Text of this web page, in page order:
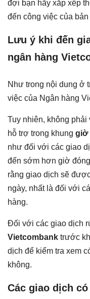
đợi bạn hãy xắp xếp
đến công việc của bản
Lưu ý khi đến
ngân hàng
Như trong nội dung ở
việc của Ngân hàng
Tuy nhiên, không
hỗ trợ trong khung giờ
như đối với các giao
đến sớm hơn giờ
rằng giao dịch sẽ
ngày, nhất là đối với
hàng.
Đối với các giao dịch
Vietcombank trước
dịch để kiểm tra xem
không.
Các giao dịch